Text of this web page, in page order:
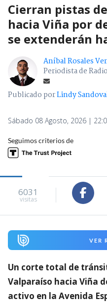
Cierran pistas
hacia Viña por
se extenderán
Aníbal Rosales
Periodista de
Publicado porLindy
Sábado 08 Agosto, 2026 |
Seguimos criterios de
6031
visitas
VER
Un corte total de
Valparaíso hacia Viña
activo en la Avenida